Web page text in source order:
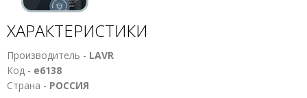
ХАРАКТЕРИСТИКИ
Производитель - LAVR
Код - е6138
Страна - РОССИЯ